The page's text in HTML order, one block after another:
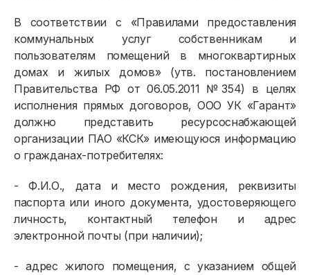
В соответствии с «Правилами предоставления
коммунальных услуг собственникам и
пользователям помещений в многоквартирных
домах и жилых домов» (утв. постановлением
Правительства РФ от 06.05.2011 №354) в целях
исполнения прямых договоров, ООО УК «Гарант»
должно представить ресурсоснабжающей
организации ПАО «КСК» имеющуюся информацию
о гражданах-потребителях:
- Ф.И.О., дата и место рождения, реквизиты
паспорта или иного документа, удостоверяющего
личность, контактный телефон и адрес
электронной почты (при наличии);
- адрес жилого помещения, с указанием общей